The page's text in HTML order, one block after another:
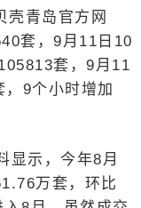
壳青岛官方网
套，9月11日10
套，9月11
，9个小时增加
显示，今年8月
万套，环比